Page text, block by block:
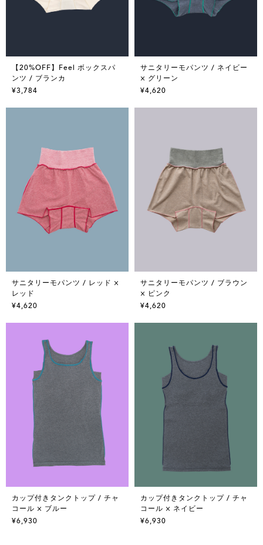
【20%OFF】Feel ボックスパ
ンツ / ブランカ
¥3,784
サニタリーモパンツ / ネイビー
× グリーン
¥4,620
サニタリーモパンツ / レッド ×
レッド
¥4,620
サニタリーモパンツ / ブラウン
× ピンク
¥4,620
カップ付きタンクトップ / チャ
コール × ブルー
¥6,930
カップ付きタンクトップ / チャ
コール × ネイビー
¥6,930